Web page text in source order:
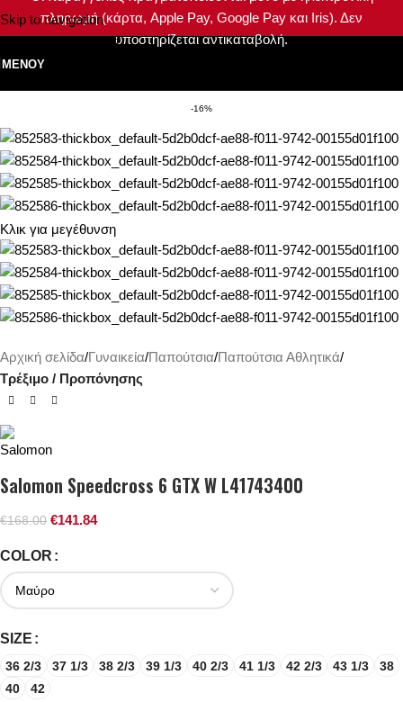
Skip to navigation
Skip to main content
πληρωμή (κάρτα, Apple Pay, Google Pay και Iris). Δεν
υποστηρίζεται αντικαταβολή.
ΜΕΝΟΎ
-16%
Κλικ για μεγέθυνση
Αρχική σελίδα Γυναικεία Παπούτσια Παπούτσια Αθλητικά
Τρέξιμο / Προπόνησης
Salomon Speedcross 6 GTX W L41743400
€168.00 €141.84
COLOR
SIZE
36 2/3 37 1/3 38 2/3 39 1/3 40 2/3 41 1/3 42 2/3 43 1/3
38
40
42